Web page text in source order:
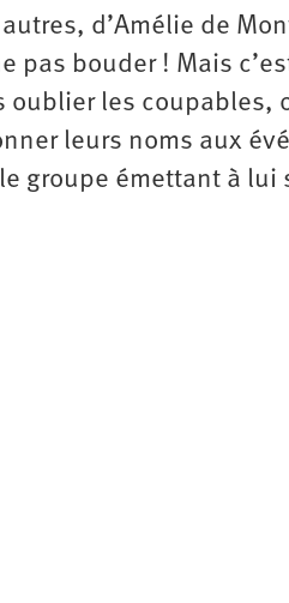
d’Amélie de
pas bouder ! Mais
oublier les coupables,
leurs noms aux
groupe émettant à